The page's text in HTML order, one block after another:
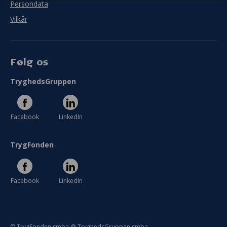
Persondata
Vilkår
Følg os
TryghedsGruppen
Facebook LinkedIn
TrygFonden
Facebook LinkedIn